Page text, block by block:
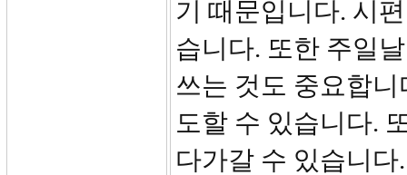
기 때문입니다. 시
습니다. 또한 주일
쓰는 것도 중요합
도할 수 있습니다.
다가갈 수 있습니